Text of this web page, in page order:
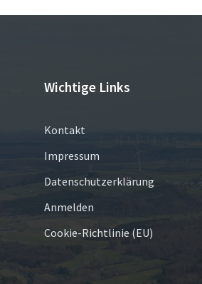
Wichtige Links
Kontakt
Impressum
Datenschutzerklärung
Anmelden
Cookie-Richtlinie (EU)